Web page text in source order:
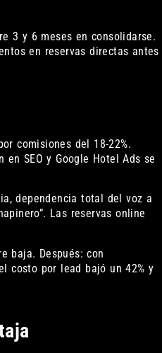
3 y 6 meses en consolidarse.
en reservas directas antes
comisiones del 18-22%.
SEO y Google Hotel Ads se
dependencia total del voz a
Las reservas online
baja. Después: con
costo por lead bajó un 42% y